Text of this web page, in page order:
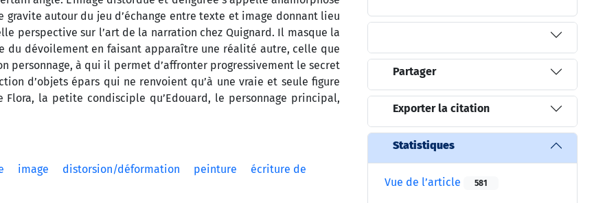
gravite autour du jeu d’échange entre texte et image donnant lieu
perspective sur l’art de la narration chez Quignard. Il masque la
dévoilement en faisant apparaître une réalité autre, celle que
personnage, à qui il permet d’affronter progressivement le secret
d’objets épars qui ne renvoient qu’à une vraie et seule figure
la petite condisciple qu’Edouard, le personnage principal,
image distorsion/déformation peinture
écriture de
Partager
Exporter la citation
Statistiques
Vue de l’article 581